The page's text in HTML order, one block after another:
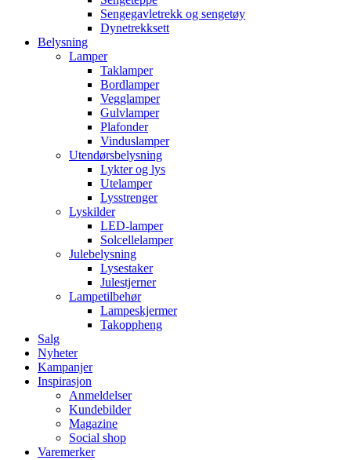
Sengegavletrekk og sengetøy
Dynetrekksett
Belysning
Lamper
Taklamper
Bordlamper
Vegglamper
Gulvlamper
Plafonder
Vinduslamper
Utendørsbelysning
Lykter og lys
Utelamper
Lysstrenger
Lyskilder
LED-lamper
Solcellelamper
Julebelysning
Lysestaker
Julestjerner
Lampetilbehør
Lampeskjermer
Takoppheng
Salg
Nyheter
Kampanjer
Inspirasjon
Anmeldelser
Kundebilder
Magazine
Social shop
Varemerker